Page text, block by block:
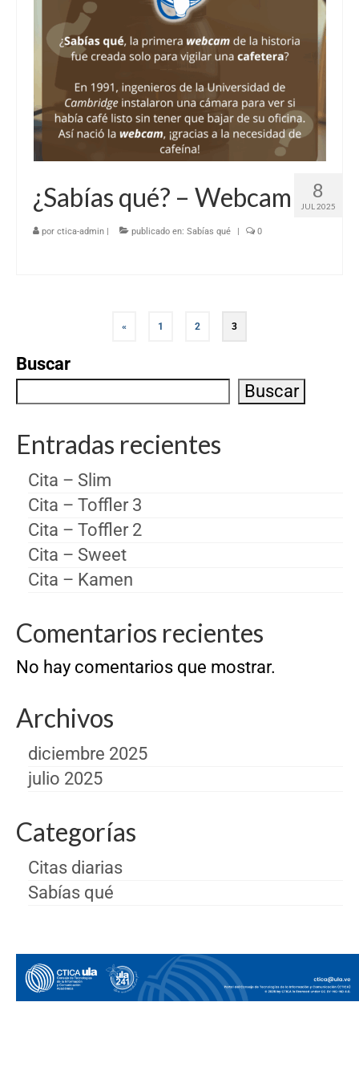
8
JUL 2025
¿Sabías qué? – Webcam
por ctica-admin publicado en: Sabías qué 0
« 1 2 3
Buscar
Buscar
Entradas recientes
Cita – Slim
Cita – Toffler 3
Cita – Toffler 2
Cita – Sweet
Cita – Kamen
Comentarios recientes
No hay comentarios que mostrar.
Archivos
diciembre 2025
julio 2025
Categorías
Citas diarias
Sabías qué